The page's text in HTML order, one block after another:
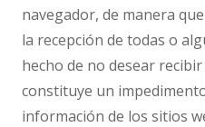
navegador, de manera
la recepción de todas o
hecho de no desear
constituye un
información de los sitios